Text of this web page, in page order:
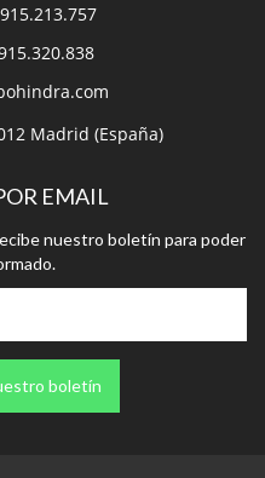
EMAIL
nuestro boletín para poder
boletín